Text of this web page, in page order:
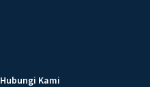
Hubungi Kami